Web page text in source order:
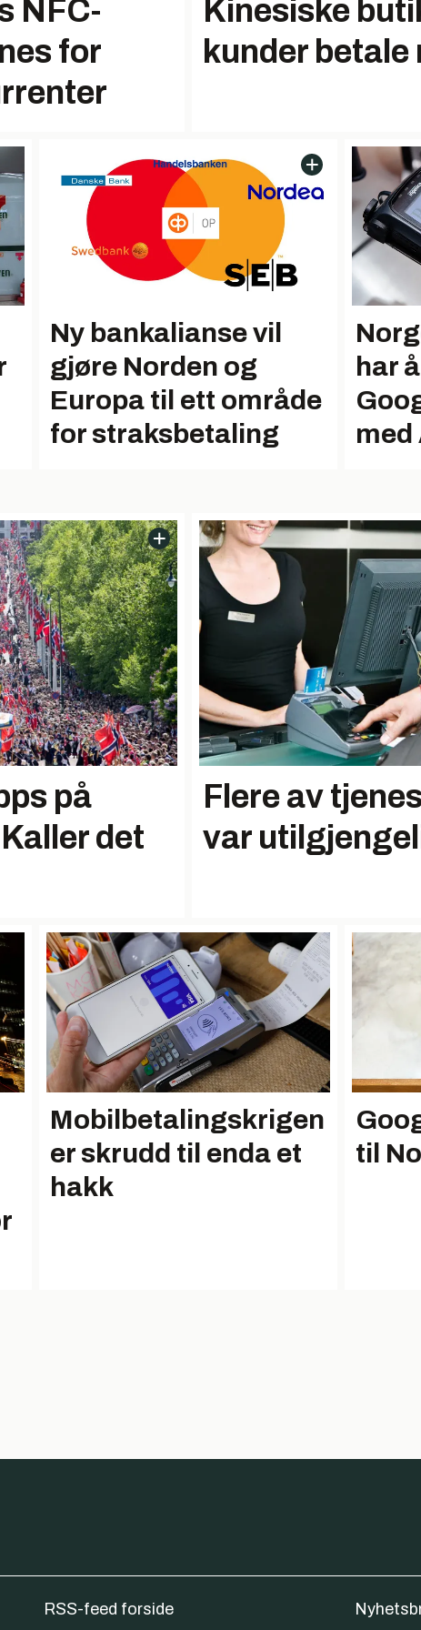
NFC-
for
Kinesiske
kunder
Ny bankalianse vil
gjøre Norden og
Europa til ett område
for straksbetaling
har
med
på
det
Flere av
var
Mobilbetalingskrigen
er skrudd til enda et
hakk
til
RSS-feed forside